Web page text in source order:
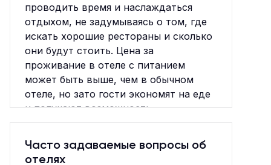
проводить время и наслаждаться
отдыхом, не задумываясь о том, где
искать хорошие рестораны и сколько
они будут стоить. Цена за
проживание в отеле с питанием
может быть выше, чем в обычном
отеле, но зато гости экономят на еде
и получают возможность
выходя из отеля. Кроме того, отель с
питанием может предлагать
Часто задаваемые вопросы об
отелях